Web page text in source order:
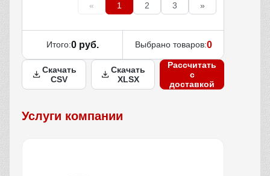
« 1 2 3 »
Итого:0 руб. Выбрано товаров:0
Скачать
CSV
Скачать
XLSX
Рассчитать
с
доставкой
Услуги компании